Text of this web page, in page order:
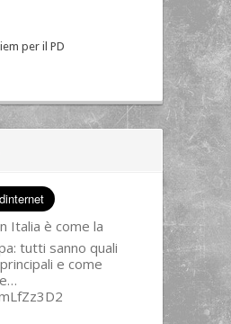
per il PD
Italia è come la
tutti sanno quali
e come